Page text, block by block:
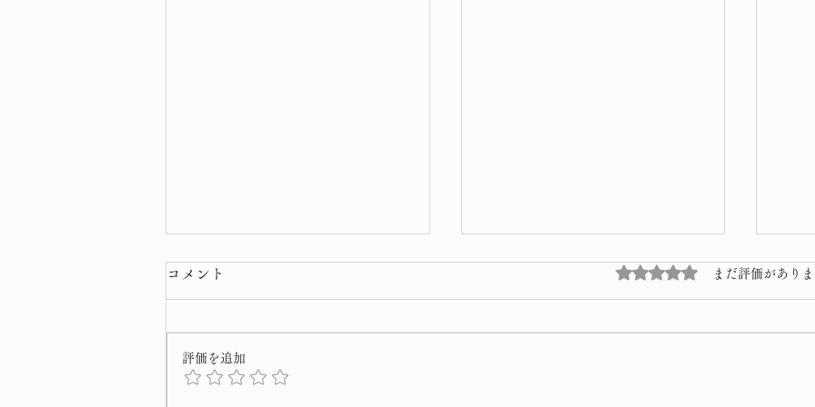
コメント 5つ星のうち0と評価されて
まだ評価があり
評価を追加